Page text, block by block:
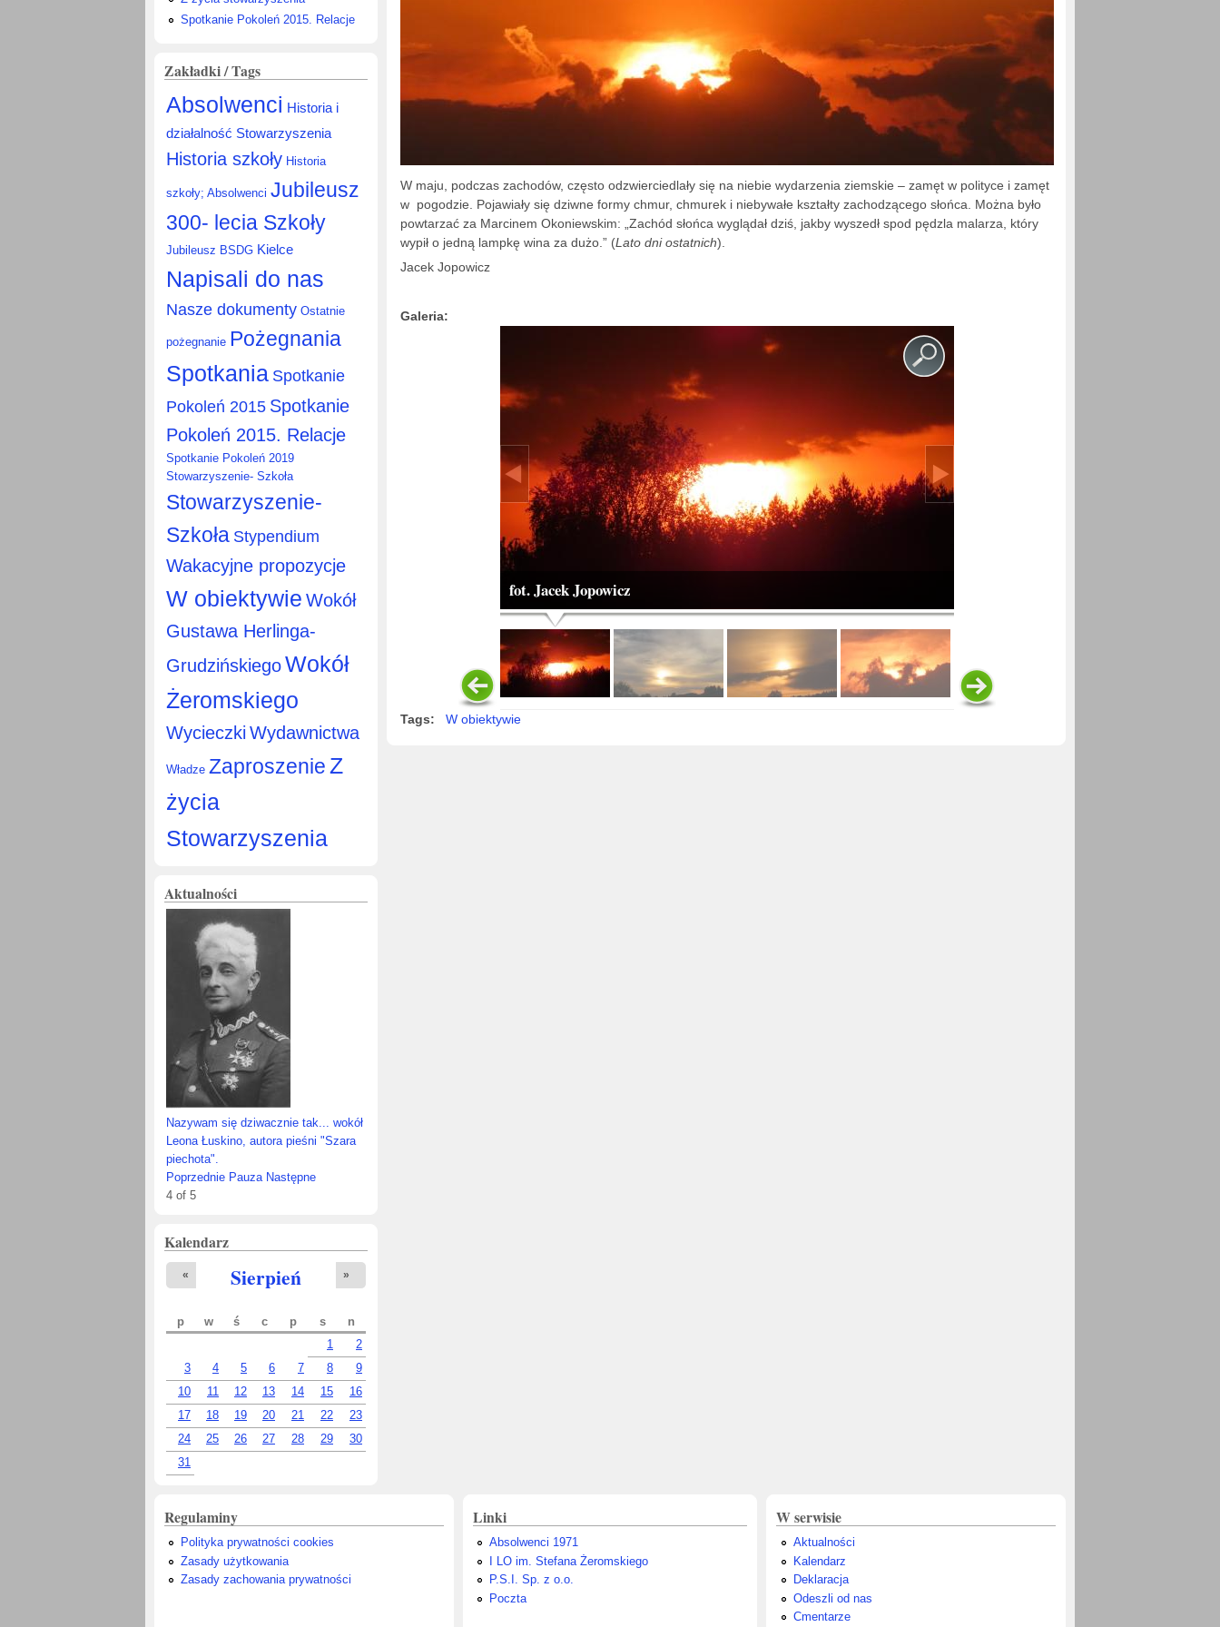
Spotkanie Pokoleń 2015. Relacje
Zakładki / Tags
Absolwenci Historia i
działalność Stowarzyszenia
Historia szkoły Historia
szkoły; Absolwenci Jubileusz
300- lecia Szkoły
Jubileusz BSDG Kielce
Napisali do nas
Nasze dokumenty Ostatnie
pożegnanie Pożegnania
Spotkania Spotkanie
Pokoleń 2015 Spotkanie
Pokoleń 2015. Relacje
Spotkanie Pokoleń 2019
Stowarzyszenie- Szkoła
Stowarzyszenie-
Szkoła Stypendium
Wakacyjne propozycje
W obiektywie Wokół
Gustawa Herlinga-
GrudzińskiegoWokół
Żeromskiego
Wycieczki Wydawnictwa
Władze ZaproszenieZ
życia
Stowarzyszenia
Aktualności
Nazywam się dziwacznie tak... wokół Leona
Łuskino, autora pieśni "Szara piechota".
Poprzednie Pauza Następne
1 of 5
Kalendarz
Sierpień
« »
p w ś c p s
n
1
2
3
4 5 6 7 8
9
10
11 12 13 14 15
16
17
18 19 20 21 22
23
24
25 26 27 28 29
30
31
W maju, podczas zachodów, często odzwierciedlały się na niebie wydarzenia ziemskie – zamęt w polityce i zamęt
w pogodzie. Pojawiały się dziwne formy chmur, chmurek i niebywałe kształty zachodzącego słońca. Można było
powtarzać za Marcinem Okoniewskim: „Zachód słońca wyglądał dziś, jakby wyszedł spod pędzla malarza, który
wypił o jedną lampkę wina za dużo.” (Lato dni ostatnich).
Jacek Jopowicz
Galeria:
fot. Jacek Jopowicz
Tags: W obiektywie
Regulaminy
Polityka prywatności cookies
Zasady użytkowania
Zasady zachowania prywatności
Linki
Absolwenci 1971
I LO im. Stefana Żeromskiego
P.S.I. Sp. z o.o.
Poczta
W serwisie
Aktualności
Kalendarz
Deklaracja
Odeszli od nas
Cmentarze